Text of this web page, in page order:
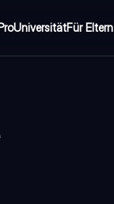
UniversitätFür Eltern